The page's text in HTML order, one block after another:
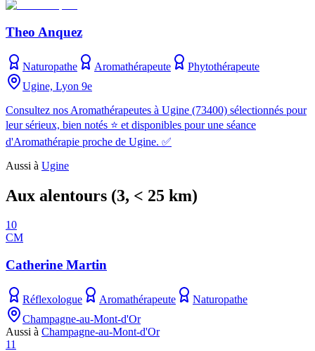
Theo Anquez
Naturopathe Aromathérapeute
Phytothérapeute
Ugine, Lyon 9e
Consultez nos Aromathérapeutes à Ugine (73400) sélectionnés pour
leur sérieux, bien notés ⭐ et disponibles pour une séance
d'Aromathérapie proche de Ugine. ✅
Aussi à Ugine
Aux alentours (3, < 25 km)
10
CM
Catherine Martin
Réflexologue Aromathérapeute
Naturopathe
Champagne-au-Mont-d'Or
Aussi à Champagne-au-Mont-d'Or
11